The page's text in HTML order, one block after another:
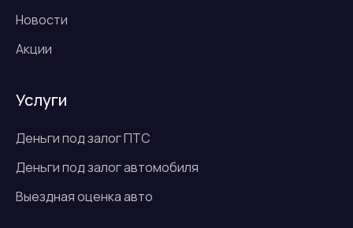
Новости
Акции
Услуги
Деньги под залог ПТС
Деньги под залог автомобиля
Выездная оценка авто